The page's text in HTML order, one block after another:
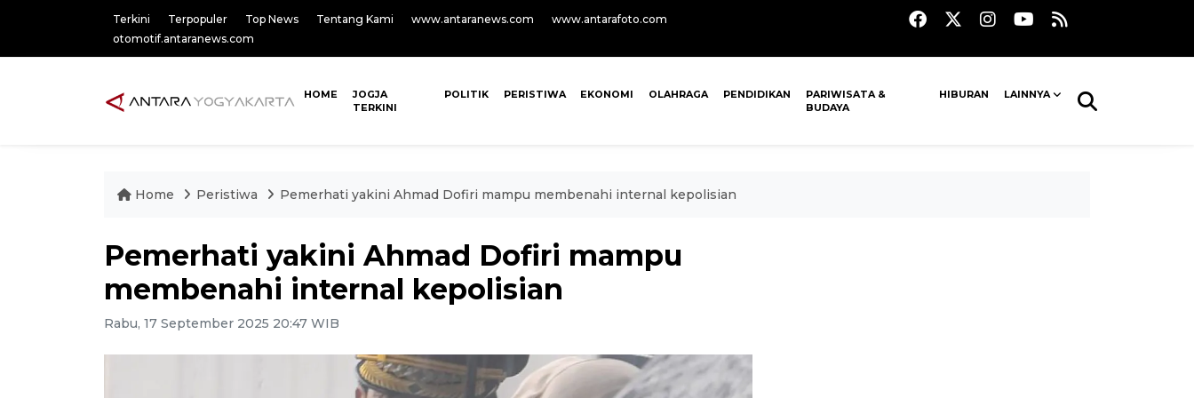
Terkini Terpopuler Top News Tentang Kami www.antaranews.com
www.antarafoto.com
otomotif.antaranews.com
HOME
JOGJA
TERKINI
POLITIK PERISTIWA EKONOMI OLAHRAGA PENDIDIKAN
PARIWISATA &
BUDAYA
HIBURAN LAINNYA
Home Peristiwa Pemerhati yakini Ahmad Dofiri mampu membenahi internal kepolisian
Pemerhati yakini Ahmad Dofiri mampu
membenahi internal kepolisian
Rabu, 17 September 2025 20:47 WIB